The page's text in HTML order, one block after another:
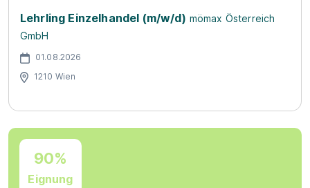
Lehrling Einzelhandel (m/w/d) mömax Österreich
GmbH
01.08.2026
1210 Wien
90%
Eignung